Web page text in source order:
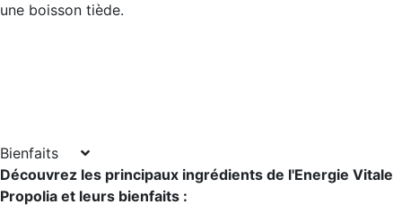
une boisson tiède.
Bienfaits
Découvrez les principaux ingrédients de l'Energie Vitale
Propolia et leurs bienfaits :